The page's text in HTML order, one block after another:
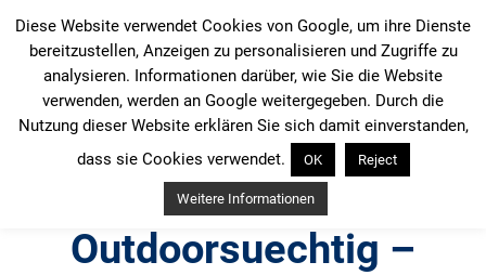
Inhalt
springen
Outdoorsuechtig –
Diese Website verwendet Cookies von Google, um ihre Dienste
bereitzustellen, Anzeigen zu personalisieren und Zugriffe zu
analysieren. Informationen darüber, wie Sie die Website
verwenden, werden an Google weitergegeben. Durch die
Nutzung dieser Website erklären Sie sich damit einverstanden,
dass sie Cookies verwendet.
OK Reject
Weitere Informationen